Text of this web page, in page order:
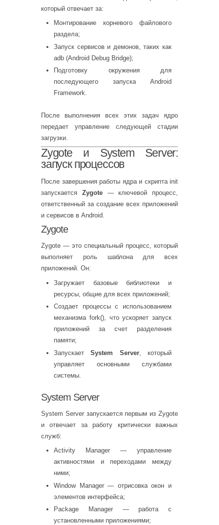
который отвечает за:
Монтирование корневого файлового
раздела;
Запуск сервисов и демонов, таких как
adb (Android Debug Bridge);
Подготовку окружения для
последующего запуска Android
Framework.
После выполнения всех этих задач ядро
передает управление следующей стадии
загрузки.
Zygote и System Server:
запуск процессов
После завершения работы ядра и скрипта init
запускается Zygote— ключевой процесс,
ответственный за создание всех приложений
и сервисов в Android.
Zygote
Zygote — это специальный процесс, который
выполняет роль шаблона для всех
приложений. Он:
Загружает базовые библиотеки и
ресурсы, общие для всех приложений;
Создает процессы с использованием
механизма fork(), что ускоряет запуск
приложений за счет разделения
памяти;
ЗапускаетSystem Server, который
управляет основными службами
системы.
System Server
System Server запускается первым из Zygote
и отвечает за работу критически важных
служб:
Activity Manager — управление
активностями и переходами между
ними;
Window Manager — отрисовка окон и
элементов интерфейса;
Package Manager — работа с
установленными приложениями;